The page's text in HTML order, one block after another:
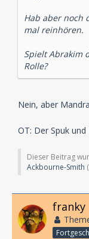
Hab aber noch
mal reinhören.
Spielt Abrakim
Rolle?
Nein, aber
OT: Der Spuk
Dieser Beitrag
Ackbourne-Smith (
franky